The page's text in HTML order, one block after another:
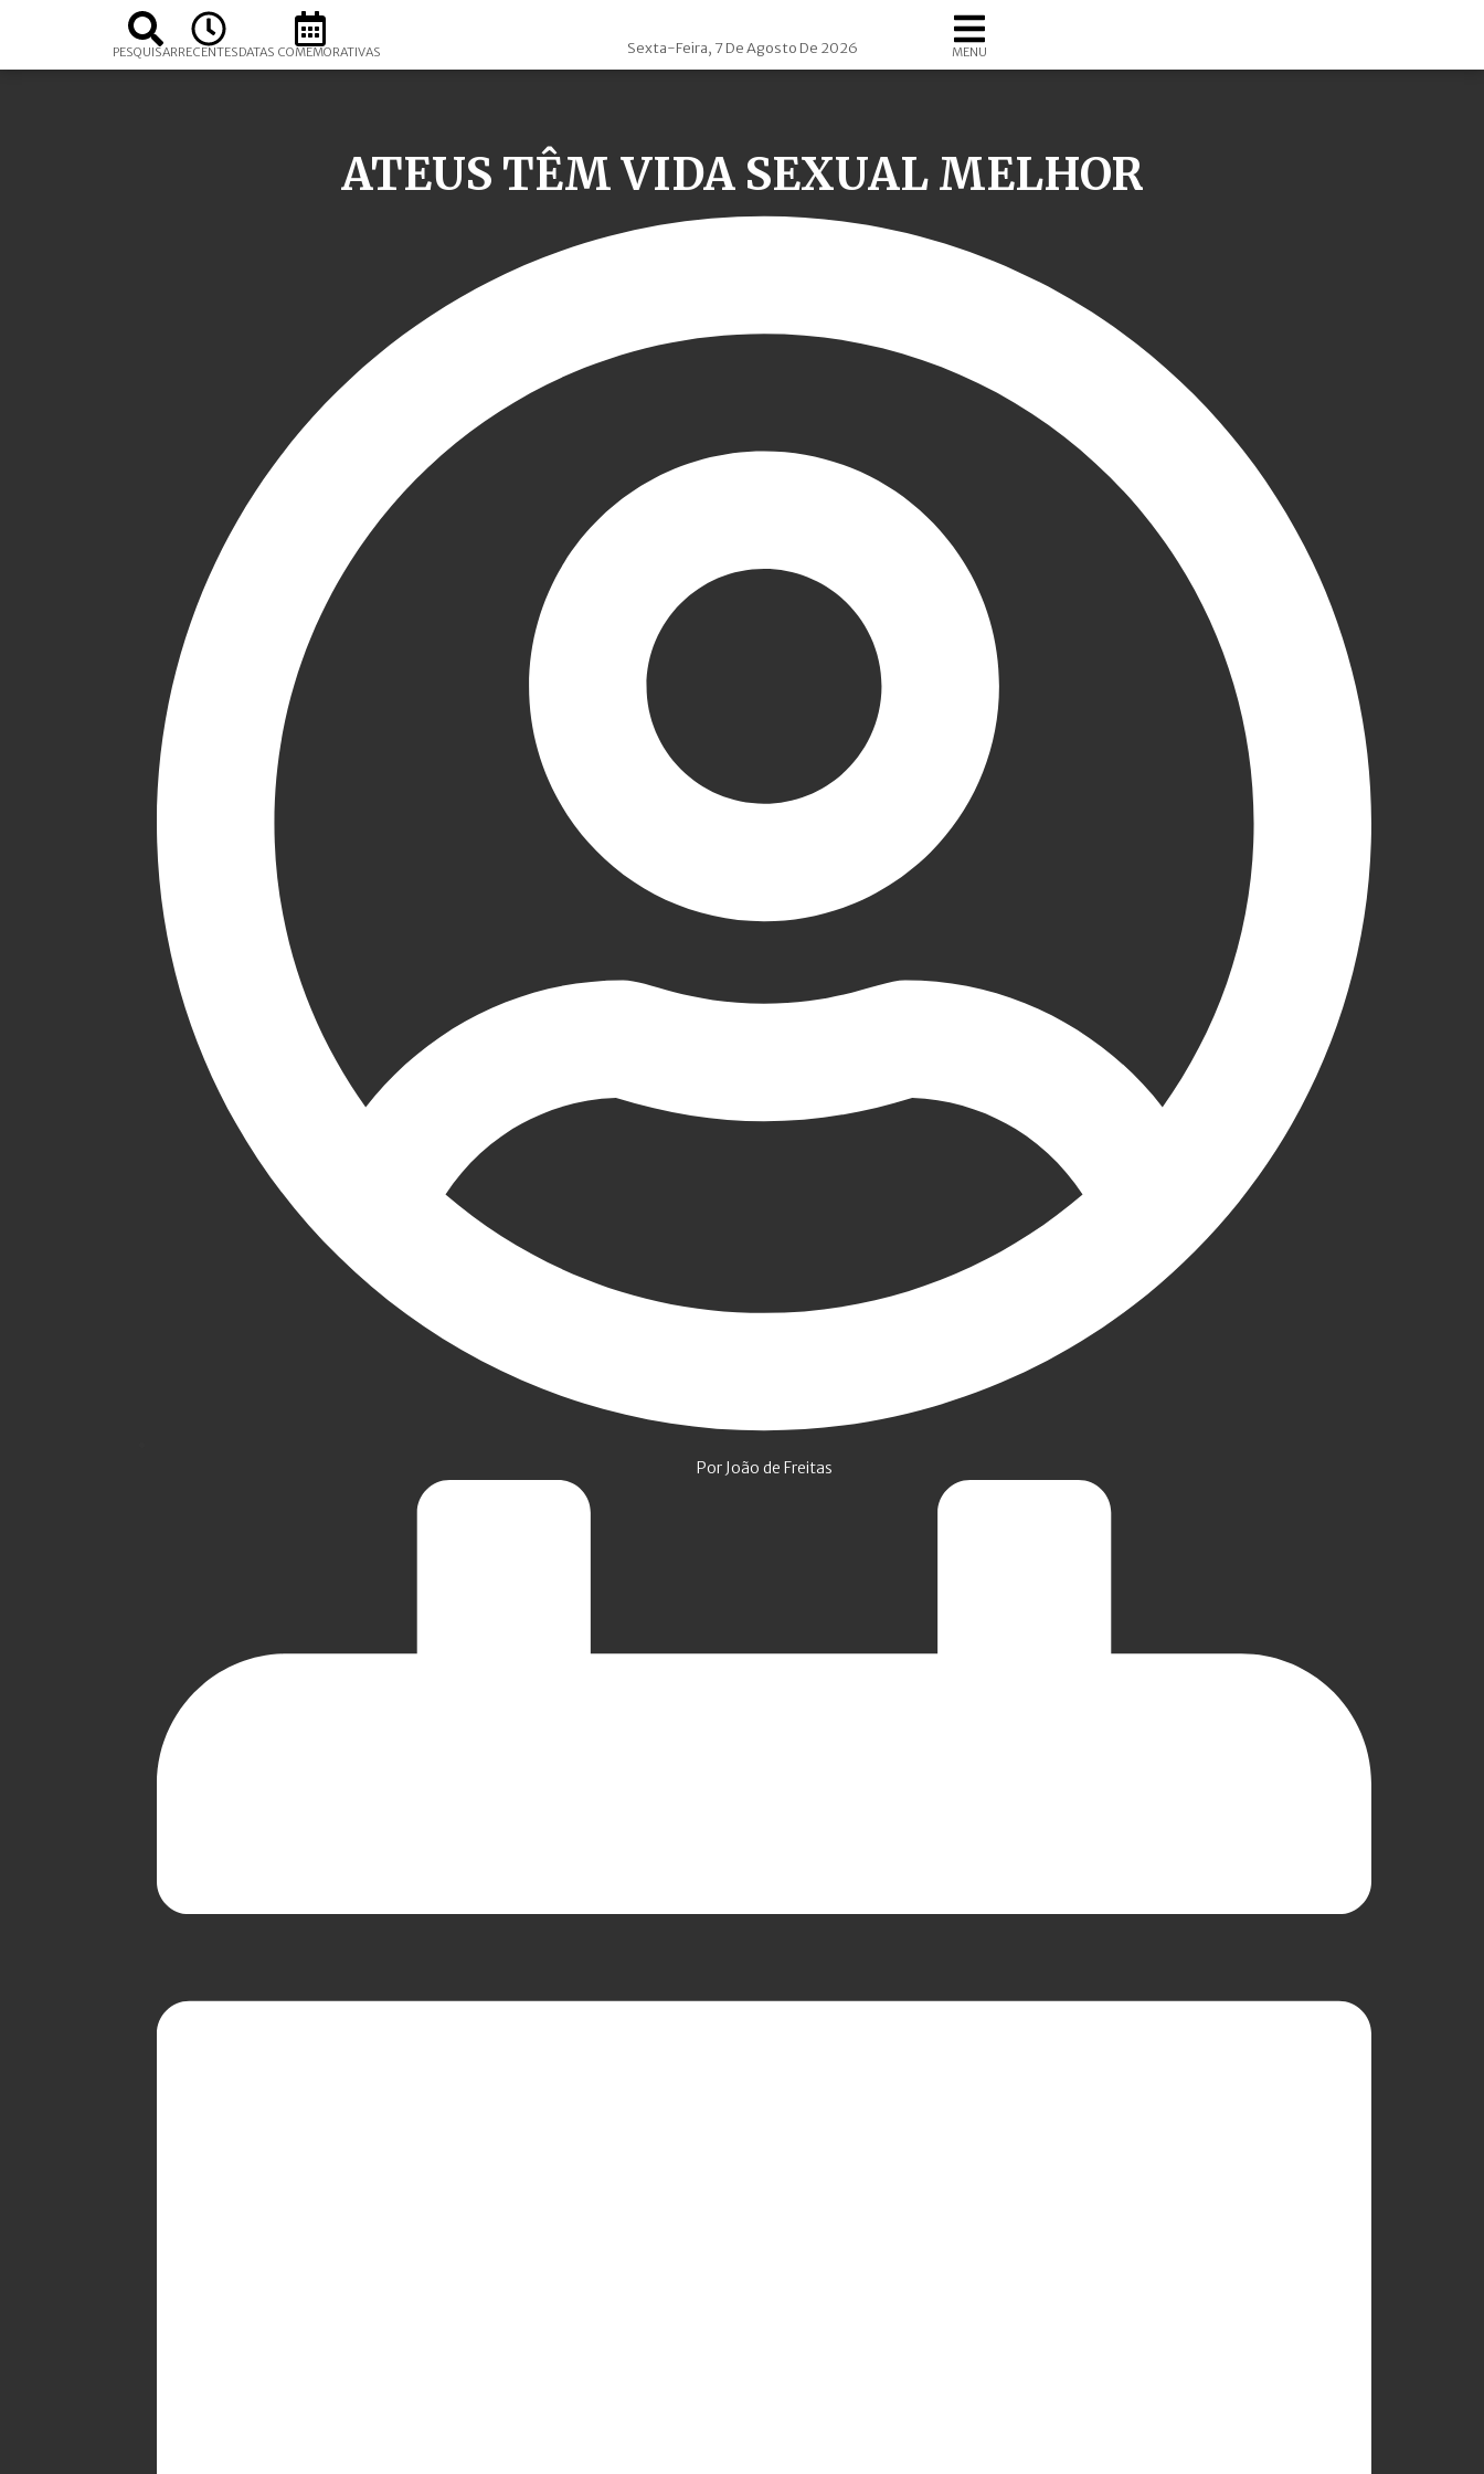
PESQUISARRECENTESDATAS COMEMORATIVAS Sexta-Feira, 7 De Agosto De 2026 MENU
ATEUS TÊM VIDA SEXUAL MELHOR
Por João de Freitas